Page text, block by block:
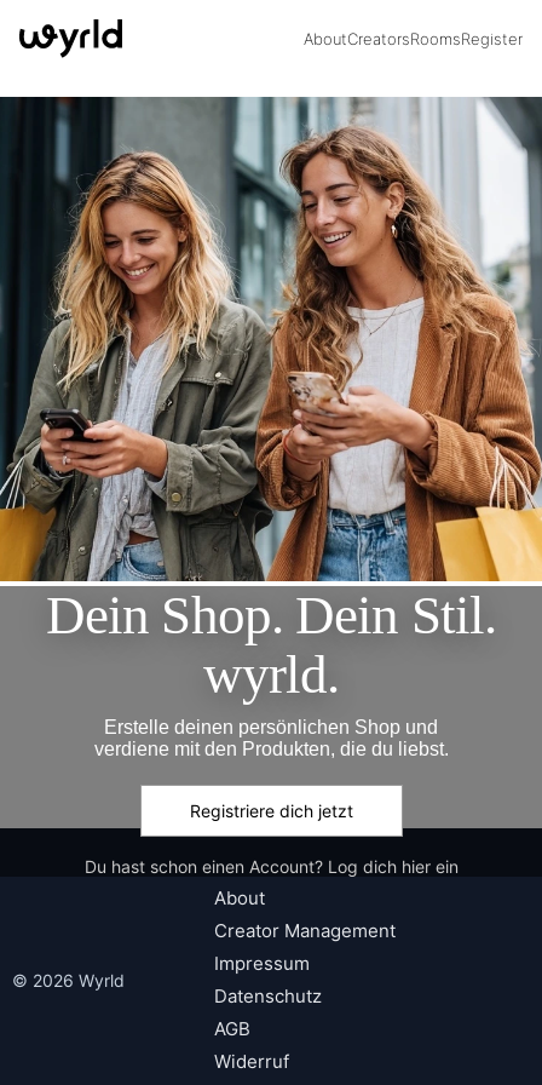
AboutCreatorsRoomsRegister
Dein Shop. Dein Stil.
wyrld.
Erstelle deinen persönlichen Shop und
verdiene mit den Produkten, die du liebst.
Registriere dich jetzt
Du hast schon einen Account? Log dich hier ein
© 2026 Wyrld
About
Creator Management
Impressum
Datenschutz
AGB
Widerruf